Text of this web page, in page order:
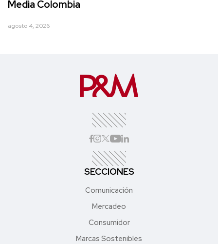
Media Colombia
agosto 4, 2026
SECCIONES
Comunicación
Mercadeo
Consumidor
Marcas Sostenibles